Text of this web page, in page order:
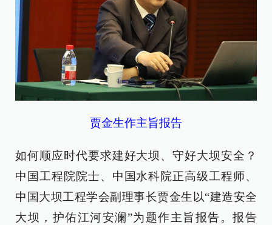
贾金生作主旨报告
如何顺应时代要求建好大坝、守好大坝安全？
中国工程院院士、中国水科院正高级工程师、
中国大坝工程学会副理事长贾金生以“建造安全
大坝，护佑江河安澜”为题作主旨报告。报告